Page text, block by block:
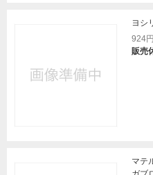
ヨシ
924円
販売
マテ